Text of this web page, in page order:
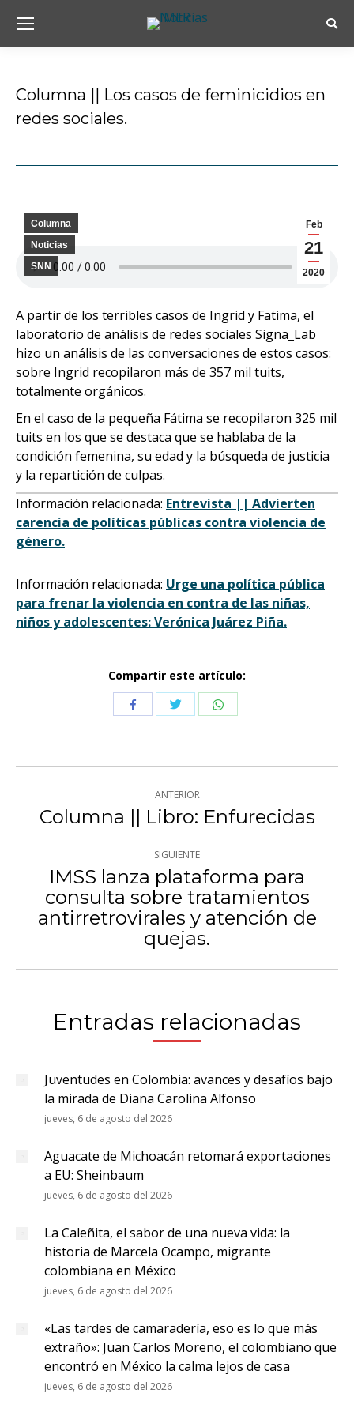
Columna || Los casos de feminicidios en
redes sociales.
Feb
21
2020
Columna
Noticias
SNN
A partir de los terribles casos de Ingrid y Fatima, el
laboratorio de análisis de redes sociales Signa_Lab
hizo un análisis de las conversaciones de estos casos:
sobre Ingrid recopilaron más de 357 mil tuits,
totalmente orgánicos.
En el caso de la pequeña Fátima se recopilaron 325 mil
tuits en los que se destaca que se hablaba de la
condición femenina, su edad y la búsqueda de justicia
y la repartición de culpas.
Información relacionada: Entrevista || Advierten
carencia de políticas públicas contra violencia de
género.
Información relacionada: Urge una política pública
para frenar la violencia en contra de las niñas,
niños y adolescentes: Verónica Juárez Piña.
Compartir este artículo:
CompartirCompartirCompartir
Navegación
entre
publicaciones
ANTERIOR
Publicación
Columna || Libro: Enfurecidas
SIGUIENTE
Publicación
siguiente:
IMSS lanza plataforma para
consulta sobre tratamientos
antirretrovirales y atención de
quejas.
Entradas relacionadas
Juventudes en Colombia: avances y desafíos bajo
la mirada de Diana Carolina Alfonso
jueves, 6 de agosto del 2026
Aguacate de Michoacán retomará exportaciones
a EU: Sheinbaum
jueves, 6 de agosto del 2026
La Caleñita, el sabor de una nueva vida: la
historia de Marcela Ocampo, migrante
colombiana en México
jueves, 6 de agosto del 2026
«Las tardes de camaradería, eso es lo que más
extraño»: Juan Carlos Moreno, el colombiano que
encontró en México la calma lejos de casa
jueves, 6 de agosto del 2026